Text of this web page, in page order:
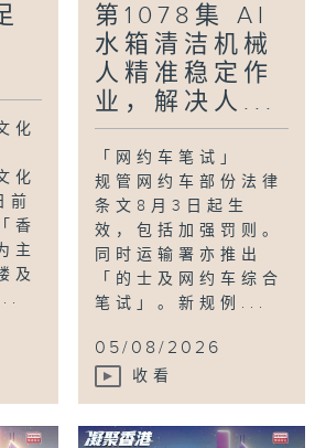
然跑步姿势, 赤足鞋, 郑萃雯 ,
城聚 香港唐楼 ,香港国际机场
化
化
前
香
主
及
第1078集 AI
水箱清洁机械
人精准稳定作
业，解决人...
「网约车笔试」
规管网约车部份法律
条文8月3日起生
效，包括加强罚则。
同时运输署亦推出
「的士及网约车综合
笔试」。新规例...
05/08/2026
收看